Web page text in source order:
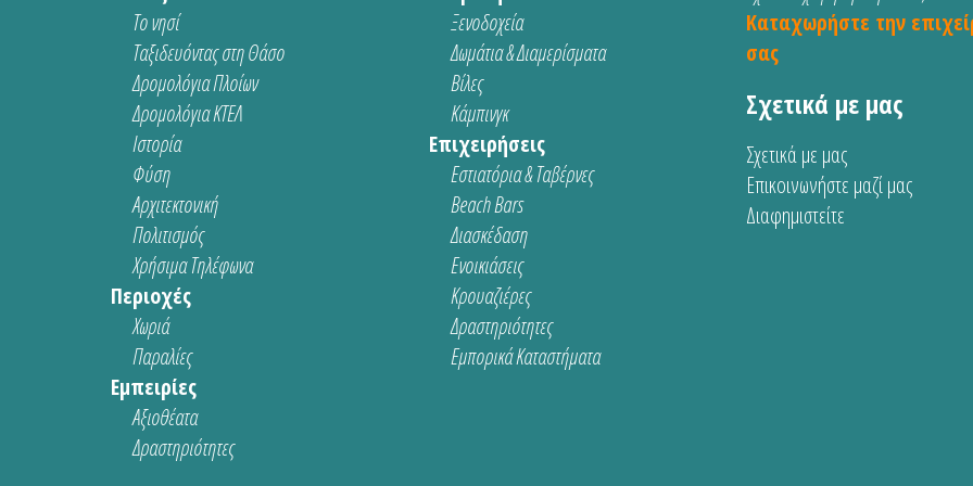
Το νησί
Ταξιδευόντας στη Θάσο
Δρομολόγια Πλοίων
Δρομολόγια ΚΤΕΛ
Ιστορία
Φύση
Αρχιτεκτονική
Πολιτισμός
Χρήσιμα Τηλέφωνα
Περιοχές
Χωριά
Παραλίες
Εμπειρίες
Αξιοθέατα
Δραστηριότητες
Ξενοδοχεία
Δωμάτια & Διαμερίσματα
Βίλες
Κάμπινγκ
Επιχειρήσεις
Εστιατόρια & Ταβέρνες
Beach Bars
Διασκέδαση
Ενοικιάσεις
Κρουαζιέρες
Δραστηριότητες
Εμπορικά Καταστήματα
Καταχωρήστε την
σας
Σχετικά με μας
Σχετικά με μας
Επικοινωνήστε μαζί μας
Διαφημιστείτε